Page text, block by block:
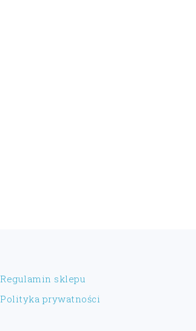
Regulamin sklepu
Polityka prywatności